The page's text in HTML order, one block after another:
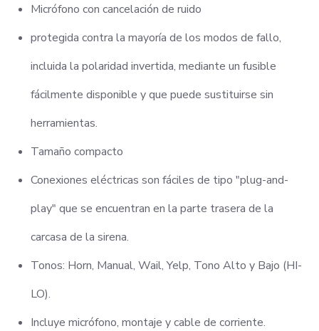
Micrófono con cancelación de ruido
protegida contra la mayoría de los modos de fallo,
incluida la polaridad invertida, mediante un fusible
fácilmente disponible y que puede sustituirse sin
herramientas.
Tamaño compacto
Conexiones eléctricas son fáciles de tipo "plug-and-
play" que se encuentran en la parte trasera de la
carcasa de la sirena.
Tonos: Horn, Manual, Wail, Yelp, Tono Alto y Bajo (HI-
LO).
Incluye micrófono, montaje y cable de corriente.